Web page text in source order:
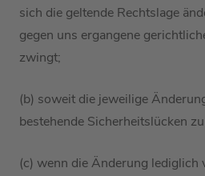
sich die geltende Rechtslage
gegen uns ergangene
zwingt;
(b) soweit die jeweilige
bestehende Sicherheitslücken
(c) wenn die Änderung lediglich